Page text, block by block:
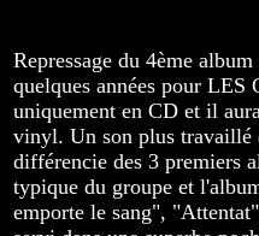
Repressage du 4ème
quelques années pour
uniquement en CD et il
vinyl. Un son plus travaillé
différencie des 3 premiers
typique du groupe et
emporte le sang",